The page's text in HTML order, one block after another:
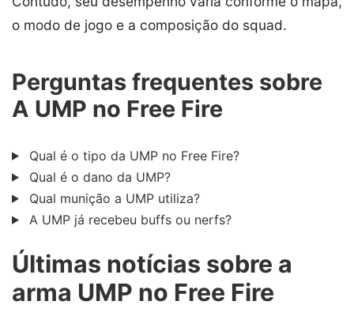
o modo de jogo e a composição do squad.
Perguntas frequentes sobre
A UMP no Free Fire
Qual é o tipo da UMP no Free Fire?
Qual é o dano da UMP?
Qual munição a UMP utiliza?
A UMP já recebeu buffs ou nerfs?
Últimas notícias sobre a
arma UMP no Free Fire